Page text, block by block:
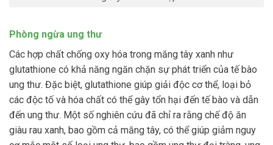
Phòng ngừa ung thư
Các hợp chất chống oxy hóa trong măng tây xanh như
glutathione có khả năng ngăn chặn sự phát triển của tế bào
ung thư. Đặc biệt, glutathione giúp giải độc cơ thể, loại bỏ
các độc tố và hóa chất có thể gây tổn hại đến tế bào và dẫn
đến ung thư. Một số nghiên cứu đã chỉ ra rằng chế độ ăn
giàu rau xanh, bao gồm cả măng tây, có thể giúp giảm nguy